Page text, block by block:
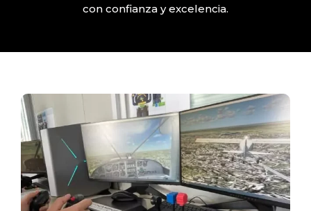
con confianza y excelencia.